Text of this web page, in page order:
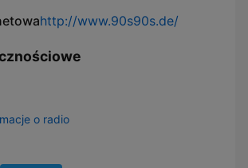
http://www.90s90s.de/
o radio